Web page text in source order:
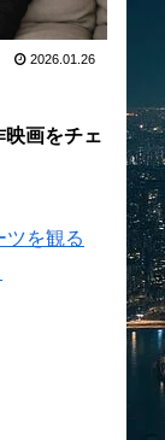
2026.01.26
画をチェ
ツを観る